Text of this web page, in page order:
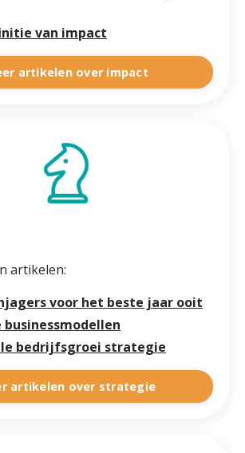
van impact
artikelen over impact
artikelen:
voor het beste jaar ooit
businessmodellen
bedrijfsgroei strategie
artikelen over strategie